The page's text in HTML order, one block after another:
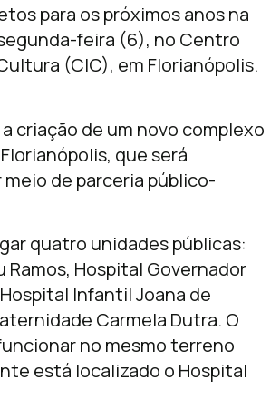
para os próximos anos na
feira (6), no Centro
(CIC), em Florianópolis.
criação de um novo complexo
que será
de parceria público-
quatro unidades públicas:
Ramos, Hospital Governador
Infantil Joana de
Carmela Dutra. O
no mesmo terreno
está localizado o Hospital